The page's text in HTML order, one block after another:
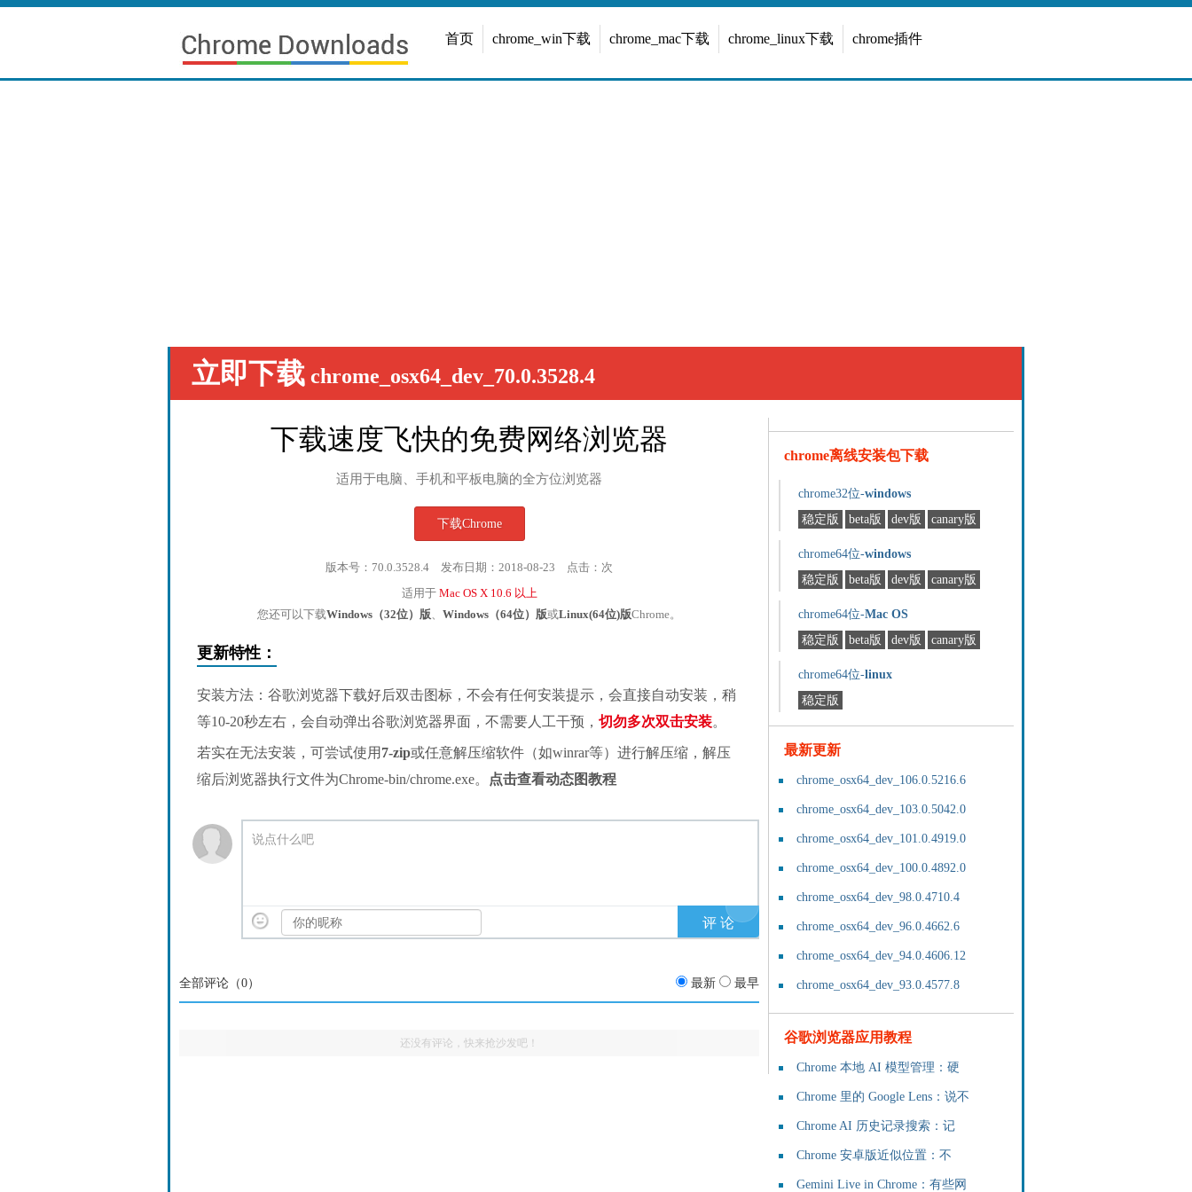
首页 chrome_win下载 chrome_mac下载 chrome_linux下载 chrome插件
立即下载 chrome_osx64_dev_70.0.3528.4
下载速度飞快的免费网络浏览器
适用于电脑、手机和平板电脑的全方位浏览器
下载Chrome
版本号：70.0.3528.4 发布日期：2018-08-23 点击： 次
适用于 Mac OS X 10.6 以上
您还可以下载Windows（32位）版、 Windows（64位）版或Linux(64位)版Chrome。
更新特性：
安装方法：谷歌浏览器下载好后双击图标，不会有任何安装提示，会直接自动安装，稍
等10-20秒左右，会自动弹出谷歌浏览器界面，不需要人工干预， 切勿多次双击安装。
若实在无法安装，可尝试使用 7-zip或任意解压缩软件（如winrar等）进行解压缩，解压
缩后浏览器执行文件为Chrome-bin/chrome.exe。
点击查看动态图教程
说点什么吧
全部评论（0） 最新 最早
还没有评论，快来抢沙发吧！
chrome离线安装包下载
chrome32位-windows
稳定版
beta版 dev版 canary版
chrome64位-windows
稳定版
beta版 dev版 canary版
chrome64位-Mac OS
稳定版
beta版 dev版 canary版
chrome64位-linux
稳定版
最新更新
chrome_osx64_dev_106.0.5216.6
chrome_osx64_dev_103.0.5042.0
chrome_osx64_dev_101.0.4919.0
chrome_osx64_dev_100.0.4892.0
chrome_osx64_dev_98.0.4710.4
chrome_osx64_dev_96.0.4662.6
chrome_osx64_dev_94.0.4606.12
chrome_osx64_dev_93.0.4577.8
谷歌浏览器应用教程
Chrome 本地 AI 模型管理：硬
Chrome 里的 Google Lens：说不
Chrome AI 历史记录搜索：记
Chrome 安卓版近似位置：不
Gemini Live in Chrome：有些网